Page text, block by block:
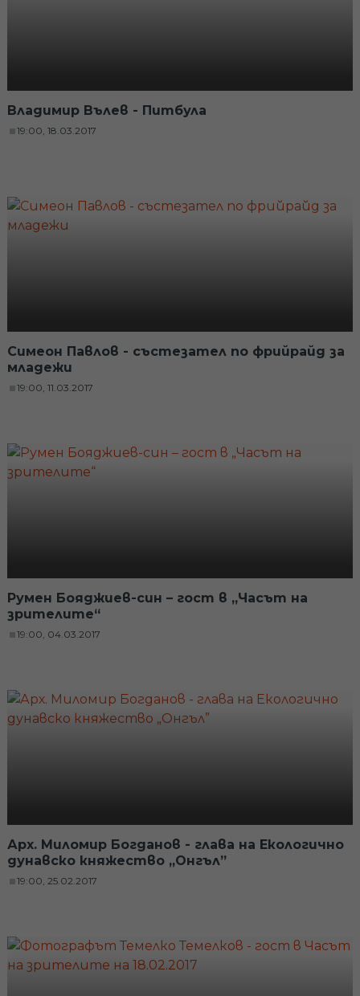
Владимир Вълев - Питбула
19:00, 18.03.2017
Симеон Павлов - състезател по фрийрайд за
младежи
19:00, 11.03.2017
Румен Бояджиев-син – гост в „Часът на
зрителите“
19:00, 04.03.2017
Арх. Миломир Богданов - глава на Екологично
дунавско княжество „Онгъл”
19:00, 25.02.2017